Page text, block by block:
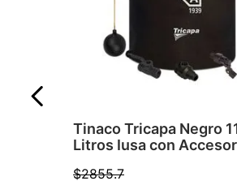
Tinaco Tricapa Negro
Litros Iusa con
★★★